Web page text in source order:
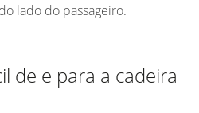
lado do passageiro.
de e para a cadeira